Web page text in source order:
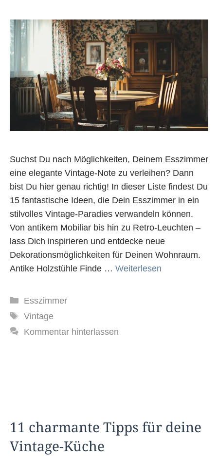
Suchst Du nach Möglichkeiten, Deinem Esszimmer
eine elegante Vintage-Note zu verleihen? Dann
bist Du hier genau richtig! In dieser Liste findest Du
15 fantastische Ideen, die Dein Esszimmer in ein
stilvolles Vintage-Paradies verwandeln können.
Von antikem Mobiliar bis hin zu Retro-Leuchten –
lass Dich inspirieren und entdecke neue
Dekorationsmöglichkeiten für Deinen Wohnraum.
Antike Holzstühle Finde … Weiterlesen
Kategorien
Esszimmer
Schlagwörter
Vintage
Kommentar hinterlassen
11 charmante Tipps für deine
Vintage-Küche